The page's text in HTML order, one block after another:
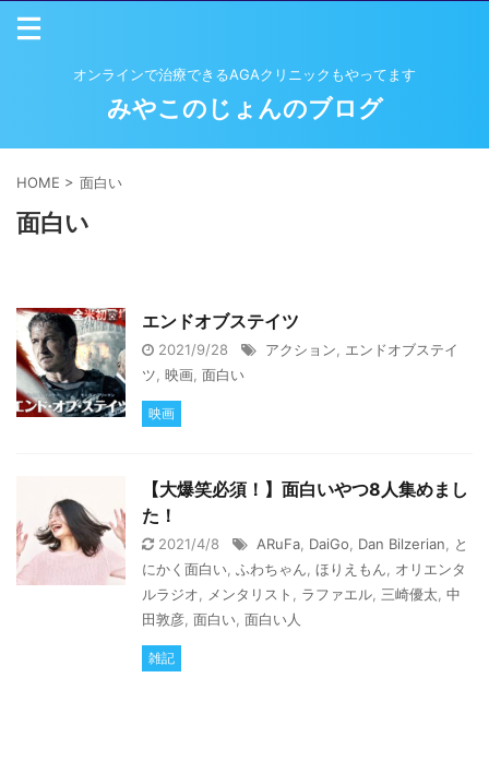
オンラインで治療できるAGAクリニックもやってます
みやこのじょんのブログ
HOME > 面白い
面白い
エンドオブステイツ
2021/9/28 アクション
エンドオブステイ
ツ 映画 面白い
映画
【大爆笑必須！】面白いやつ8人集めまし
た！
2021/4/8 ARuFa DaiGo Dan Bilzerian
と
にかく面白い ふわちゃん ほりえもん
オリエンタ
ルラジオ
メンタリスト ラファエル 三崎優太 中
田敦彦 面白い 面白い人
雑記